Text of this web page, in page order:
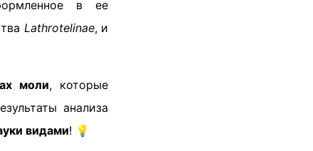
в ее
Lathrotelinae, и
моли, которые
анализа
видами! 💡